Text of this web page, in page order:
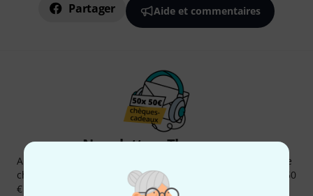
Partager Aide et commentaires
Newsletters Thomann
Abonnez-vous à la newsletter Thomann et, avec un peu de
chance, gagnez l'un des 50 bons d'achat d'une valeur de 50
€ chacun!